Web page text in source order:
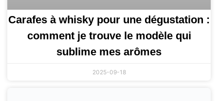
Carafes à whisky pour une dégustation :
comment je trouve le modèle qui
sublime mes arômes
2025-09-18